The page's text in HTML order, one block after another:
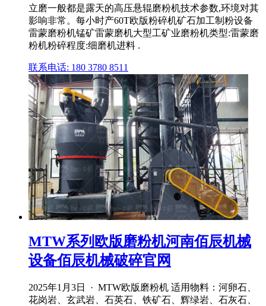
立磨一般都是露天的高压悬辊磨粉机技术参数,环境对其
影响非常。每小时产60T欧版粉碎机矿石加工制粉设备
雷蒙磨粉机锰矿雷蒙磨机大型工矿业磨粉机类型:雷蒙磨
粉机粉碎程度:细磨机进料 .
联系电话: 180 3780 8511
MTW系列欧版磨粉机河南佰辰机械
设备佰辰机械破碎官网
2025年1月3日 · MTW欧版磨粉机 适用物料：河卵石、
花岗岩、玄武岩、石英石、铁矿石、辉绿岩、石灰石、